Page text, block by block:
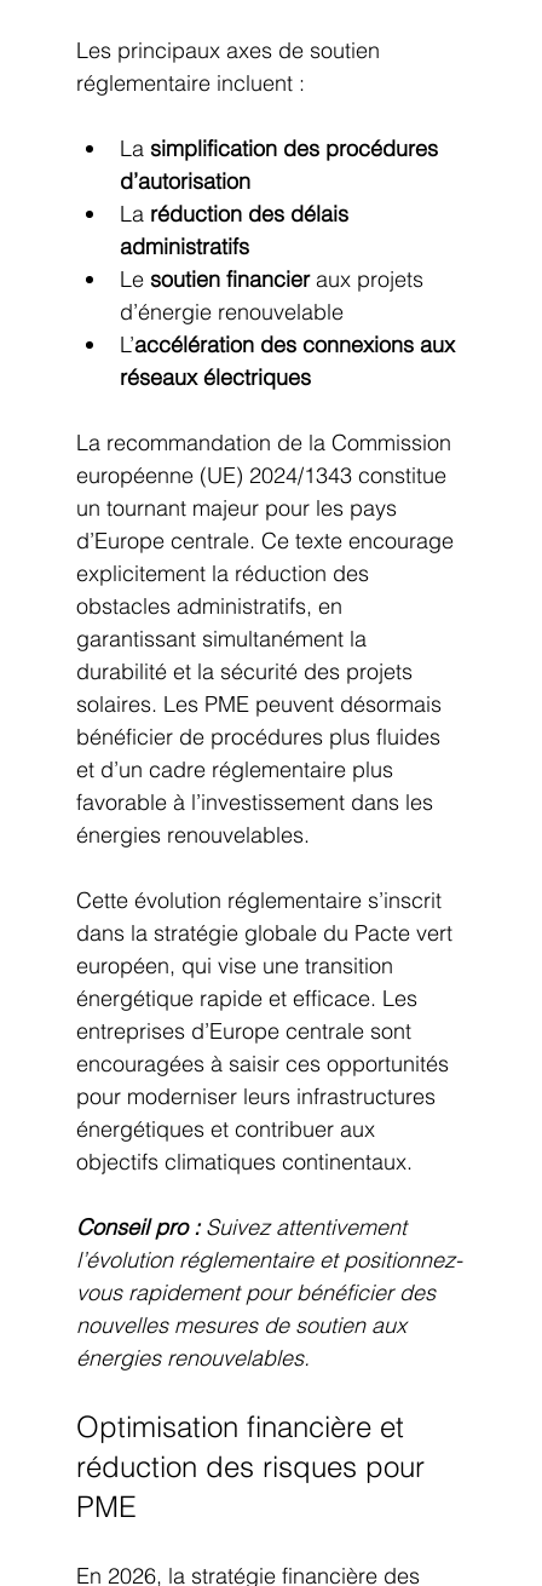
Les principaux axes de soutien
réglementaire incluent :
La simplification des procédures
d’autorisation
La réduction des délais
administratifs
Le soutien financier aux projets
d’énergie renouvelable
L’accélération des connexions aux
réseaux électriques
La recommandation de la Commission
européenne (UE) 2024/1343 constitue
un tournant majeur pour les pays
d’Europe centrale. Ce texte encourage
explicitement la réduction des
obstacles administratifs, en
garantissant simultanément la
durabilité et la sécurité des projets
solaires. Les PME peuvent désormais
bénéficier de procédures plus fluides
et d’un cadre réglementaire plus
favorable à l’investissement dans les
énergies renouvelables.
Cette évolution réglementaire s’inscrit
dans la stratégie globale du Pacte vert
européen, qui vise une transition
énergétique rapide et efficace. Les
entreprises d’Europe centrale sont
encouragées à saisir ces opportunités
pour moderniser leurs infrastructures
énergétiques et contribuer aux
objectifs climatiques continentaux.
Conseil pro : Suivez attentivement
l’évolution réglementaire et positionnez-
vous rapidement pour bénéficier des
nouvelles mesures de soutien aux
énergies renouvelables.
Optimisation financière et
réduction des risques pour
PME
En 2026, la stratégie financière des